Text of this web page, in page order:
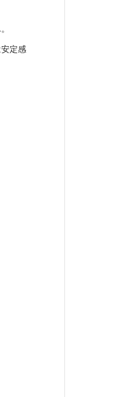
定感